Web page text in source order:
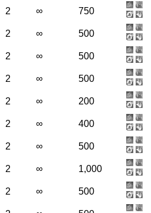
2 ∞
750
2 ∞
500
2 ∞
500
2 ∞
500
2 ∞
200
2 ∞
400
2 ∞
500
2 ∞
1,000
2 ∞
500